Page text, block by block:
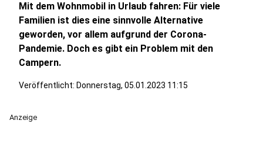
Mit dem Wohnmobil in Urlaub fahren: Für viele
Familien ist dies eine sinnvolle Alternative
geworden, vor allem aufgrund der Corona-
Pandemie. Doch es gibt ein Problem mit den
Campern.
Veröffentlicht: Donnerstag, 05.01.2023 11:15
Anzeige